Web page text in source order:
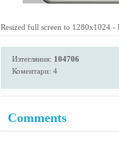
Resized full screen to 1280x1024
Изтегляния: 104706
Коментари: 4
Comments